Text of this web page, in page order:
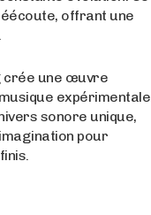
offrant une
crée une œuvre
expérimentale.
sonore unique,
pour